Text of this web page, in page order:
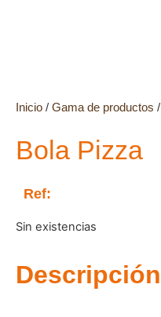
Inicio / Gama de productos /
Bola Pizza
Ref:
Sin existencias
Descripción